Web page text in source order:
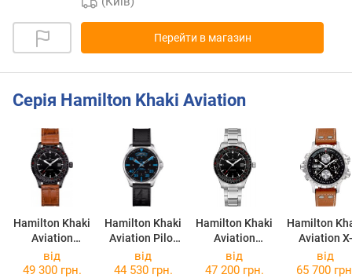
Перейти в магазин
Серія Hamilton Khaki Aviation
Hamilton Khaki
Aviation
Converter
H76625530
Hamilton Khaki
Aviation Pilot
Day Date Auto
H64625731
Hamilton Khaki
Aviation
Converter
H76615130
Hamilton
Aviation X-
Wind Auto
Chrono
від
49 300 грн.
від
44 530 грн.
від
47 200 грн.
від
65 700